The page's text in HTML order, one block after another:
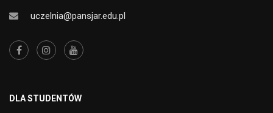
uczelnia@pansjar.edu.pl
DLA STUDENTÓW